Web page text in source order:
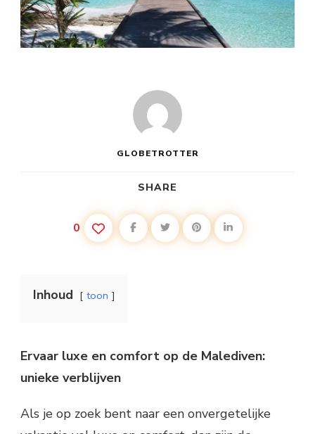
GLOBETROTTER
SHARE
0
Inhoud toon
Ervaar luxe en comfort op de Malediven:
unieke verblijven
Als je op zoek bent naar een onvergetelijke